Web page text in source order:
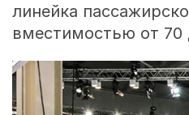
линейка
вместимостью от 70